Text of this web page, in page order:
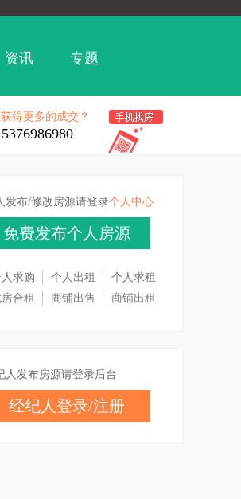
资讯 专题
得更多的成交？
发布/修改房源请登录个人中心
免费发布个人房源
求购 个人出租
个人求租
合租 商铺出售 商铺出租
人发布房源请登录后台
经纪人登录/注册